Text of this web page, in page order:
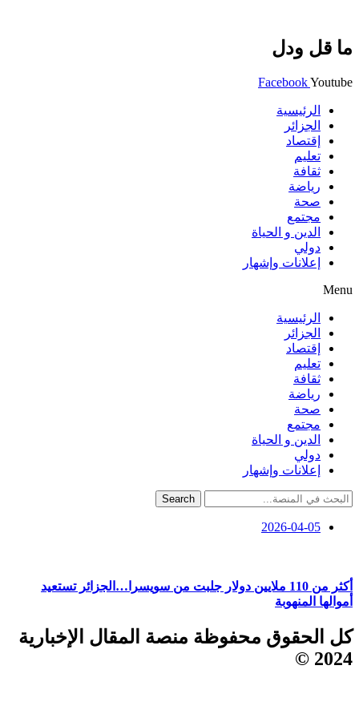
ما قل ودل
FacebookYoutube
الرئيسية
الجزائر
إقتصاد
تعليم
ثقافة
رياضة
صحة
مجتمع
الدين و الحياة
دولي
إعلانات وإشهار
Menu
الرئيسية
الجزائر
إقتصاد
تعليم
ثقافة
رياضة
صحة
مجتمع
الدين و الحياة
دولي
إعلانات وإشهار
Search
2026-04-05
أكثر من 110 ملايين دولار جلبت من سويسرا…الجزائر تستعيد
أموالها المنهوبة
كل الحقوق محفوظة منصة المقال الإخبارية
2024 ©